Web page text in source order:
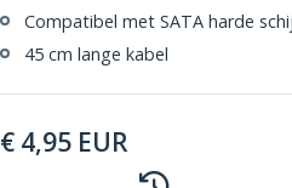
Compatibel met SATA harde
45 cm lange kabel
€ 4,95 EUR